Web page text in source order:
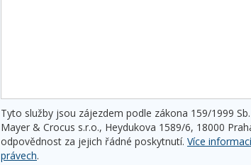
Tyto služby jsou zájezdem podle zákona 159/1999
Mayer & Crocus s.r.o., Heydukova 1589/6, 18000
odpovědnost za jejich řádné poskytnutí. Více
právech.